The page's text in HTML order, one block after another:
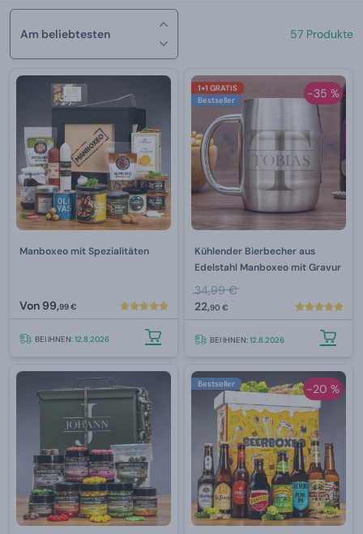
Am beliebtesten 57 Produkte
Manboxeo mit Spezialitäten
Von 99,99 €
BEI IHNEN:12.8.2026
-35 %
1+1 GRATIS
Bestseller
Kühlender Bierbecher aus
Edelstahl Manboxeo mit Gravur
34,99 €
22,90 €
BEI IHNEN:12.8.2026
-20 %
Bestseller